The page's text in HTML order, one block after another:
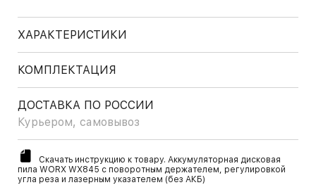
ХАРАКТЕРИСТИКИ
КОМПЛЕКТАЦИЯ
ДОСТАВКА ПО РОССИИ
Курьером, самовывоз
Скачать инструкцию к товару. Аккумуляторная дисковая
пила WORX WX845 с поворотным держателем, регулировкой
угла реза и лазерным указателем (без АКБ)